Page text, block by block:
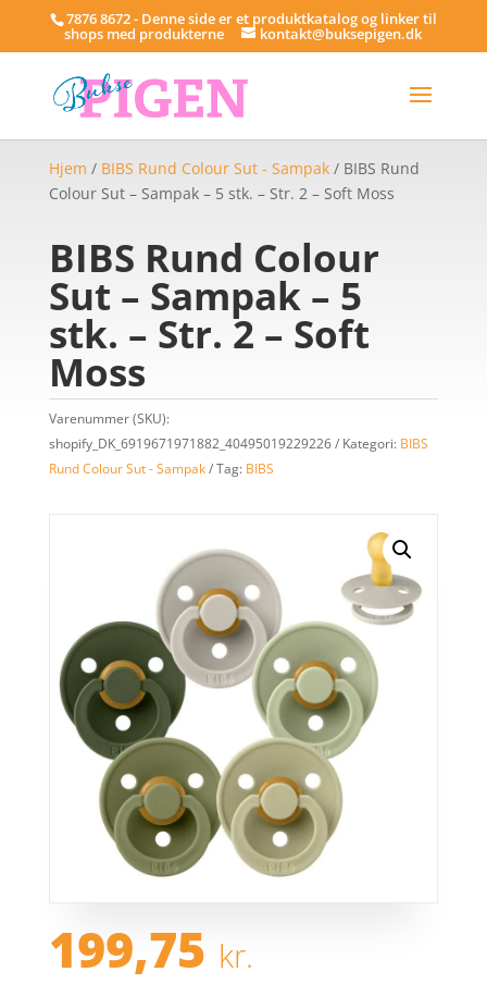
7876 8672 - Denne side er et produktkatalog og linker til
shops med produkterne kontakt@buksepigen.dk
Hjem / BIBS Rund Colour Sut - Sampak/ BIBS Rund
Colour Sut – Sampak – 5 stk. – Str. 2 – Soft Moss
BIBS Rund Colour
Sut – Sampak – 5
stk. – Str. 2 – Soft
Moss
Varenummer (SKU):
shopify_DK_6919671971882_40495019229226
Kategori: BIBS
Rund Colour Sut - Sampak
Tag: BIBS
199,75 kr.